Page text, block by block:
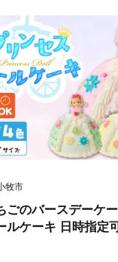
牧市
ごのバースデーケ
ルケーキ 日時指定
洋菓子 お取り寄せ